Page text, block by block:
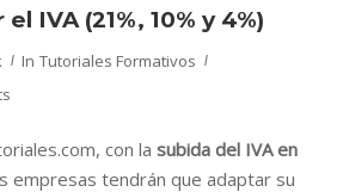
IVA (21%, 10% y 4%)
In Tutoriales Formativos
con la subida del IVA en
empresas tendrán que adaptar su